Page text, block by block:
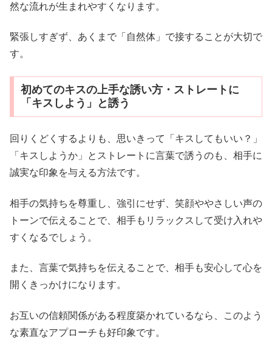
然な流れが生まれやすくなります。
緊張しすぎず、あくまで「自然体」で接することが大切で
す。
初めてのキスの上手な誘い方・ストレートに
「キスしよう」と誘う
回りくどくするよりも、思いきって「キスしてもいい？」
「キスしようか」とストレートに言葉で誘うのも、相手に
誠実な印象を与える方法です。
相手の気持ちを尊重し、強引にせず、笑顔ややさしい声の
トーンで伝えることで、相手もリラックスして受け入れや
すくなるでしょう。
また、言葉で気持ちを伝えることで、相手も安心して心を
開くきっかけになります。
お互いの信頼関係がある程度築かれているなら、このよう
な素直なアプローチも好印象です。